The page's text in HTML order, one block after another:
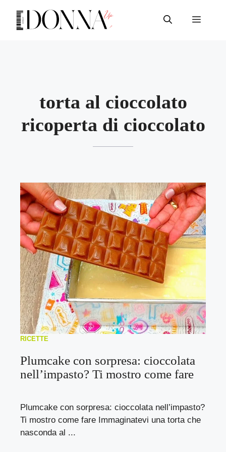
contenuto
Menu
torta al cioccolato
ricoperta di cioccolato
RICETTE
Plumcake con sorpresa: cioccolata
nell’impasto? Ti mostro come fare
Plumcake con sorpresa: cioccolata nell’impasto?
Ti mostro come fare Immaginatevi una torta che
nasconda al ...